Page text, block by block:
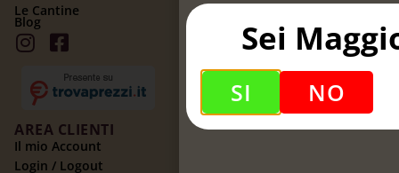
Le Cantine
Blog
AREA CLIENTI
Il mio Account
Login / Logout
Sei
SI NO